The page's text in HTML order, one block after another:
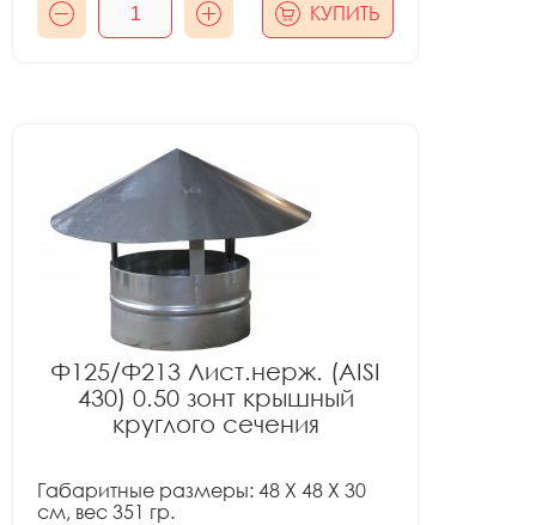
КУПИТЬ
Ф125/Ф213 Лист.нерж. (AISI
430) 0.50 зонт крышный
круглого сечения
Габаритные размеры: 48 X 48 X 30
см, вес 351 гр.